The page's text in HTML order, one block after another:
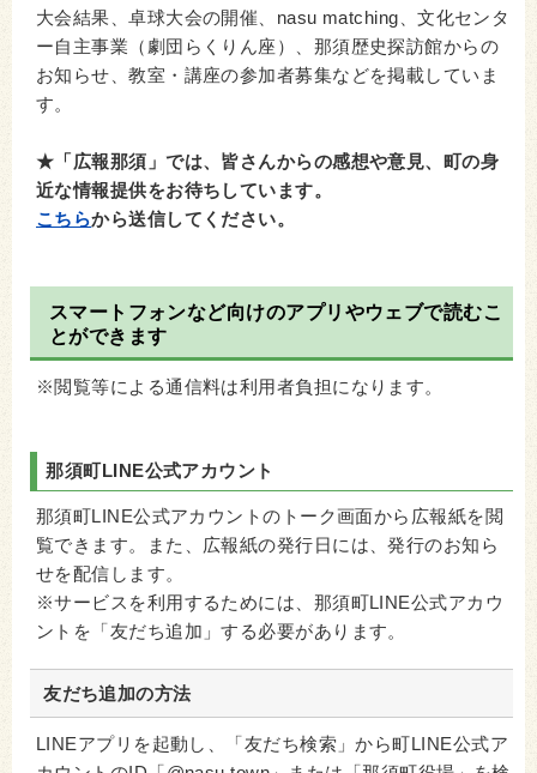
大会結果、卓球大会の開催、nasu matching、文化センタ
ー自主事業（劇団らくりん座）、那須歴史探訪館からの
お知らせ、教室・講座の参加者募集などを掲載していま
す。
★「広報那須」では、皆さんからの感想や意見、町の身
近な情報提供をお待ちしています。
こちらから送信してください。
スマートフォンなど向けのアプリやウェブで読むこ
とができます
※閲覧等による通信料は利用者負担になります。
那須町LINE公式アカウント
那須町LINE公式アカウントのトーク画面から広報紙を閲
覧できます。また、広報紙の発行日には、発行のお知ら
せを配信します。
※サービスを利用するためには、那須町LINE公式アカウ
ントを「友だち追加」する必要があります。
友だち追加の方法
LINEアプリを起動し、「友だち検索」から町LINE公式ア